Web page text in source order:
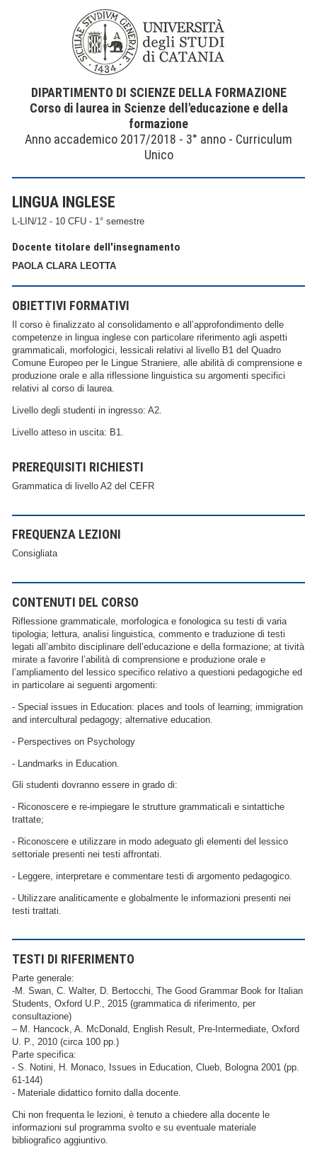
DIPARTIMENTO DI SCIENZE DELLA FORMAZIONE
Corso di laurea in Scienze dell'educazione e della
formazione
Anno accademico 2017/2018 - 3° anno - Curriculum
Unico
LINGUA INGLESE
L-LIN/12 - 10 CFU - 1° semestre
Docente titolare dell'insegnamento
PAOLA CLARA LEOTTA
OBIETTIVI FORMATIVI
Il corso è finalizzato al consolidamento e all’approfondimento delle
competenze in lingua inglese con particolare riferimento agli aspetti
grammaticali, morfologici, lessicali relativi al livello B1 del Quadro
Comune Europeo per le Lingue Straniere, alle abilità di comprensione e
produzione orale e alla riflessione linguistica su argomenti specifici
relativi al corso di laurea.
Livello degli studenti in ingresso: A2.
Livello atteso in uscita: B1.
PREREQUISITI RICHIESTI
Grammatica di livello A2 del CEFR
FREQUENZA LEZIONI
Consigliata
CONTENUTI DEL CORSO
Riflessione grammaticale, morfologica e fonologica su testi di varia
tipologia; lettura, analisi linguistica, commento e traduzione di testi
legati all’ambito disciplinare dell’educazione e della formazione; at tività
mirate a favorire l’abilità di comprensione e produzione orale e
l’ampliamento del lessico specifico relativo a questioni pedagogiche ed
in particolare ai seguenti argomenti:
- Special issues in Education: places and tools of learning; immigration
and intercultural pedagogy; alternative education.
- Perspectives on Psychology
- Landmarks in Education.
Gli studenti dovranno essere in grado di:
- Riconoscere e re-impiegare le strutture grammaticali e sintattiche
trattate;
- Riconoscere e utilizzare in modo adeguato gli elementi del lessico
settoriale presenti nei testi affrontati.
- Leggere, interpretare e commentare testi di argomento pedagogico.
- Utilizzare analiticamente e globalmente le informazioni presenti nei
testi trattati.
TESTI DI RIFERIMENTO
Parte generale:
-M. Swan, C. Walter, D. Bertocchi, The Good Grammar Book for Italian
Students, Oxford U.P., 2015 (grammatica di riferimento, per
consultazione)
– M. Hancock, A. McDonald, English Result, Pre-Intermediate, Oxford
U. P., 2010 (circa 100 pp.)
Parte specifica:
- S. Notini, H. Monaco, Issues in Education, Clueb, Bologna 2001 (pp.
61-144)
- Materiale didattico fornito dalla docente.
Chi non frequenta le lezioni, è tenuto a chiedere alla docente le
informazioni sul programma svolto e su eventuale materiale
bibliografico aggiuntivo.